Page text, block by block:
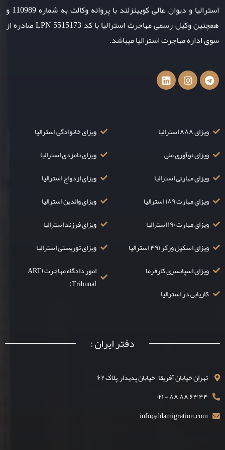
استرالیا و دیوان عالی کویینزلند با پروانه وکالت به شماره 110989 و
همچنین وکیل رسمی مهاجرت استرالیا با کد LPN 5515173 صادره از
سوی اداره مهاجرت استرالیا میباشد.
ویزای ۸۸۸ استرالیا
ویزای نوآوری ملی
ویزای مهارتی استرالیا
ویزای مهارت ۱۸۹ استرالیا
ویزای مهارت ۱۹۰ استرالیا
ویزای اسکیل ورکر ۴۹۱ استرالیا
ویزای اسپانسری کارفرما
کاریابی در استرالیا
ویزای خانوادگی استرالیا
ویزای نامزدی استرالیا
ویزای ازدواج استرالیا
ویزای والدین استرالیا
ویزای فرزند استرالیا
ویزای توریستی استرالیا
امور دادگاه مهاجرت (ART
Tribunal)
دفتر ایران :
تهران خیابان آفریقا – خیابان پدیدار– پلاک ۶۲
۴۴ ۶۳ ۸۸ ۸۸ - ۰۲۱
info@ddamigration.com